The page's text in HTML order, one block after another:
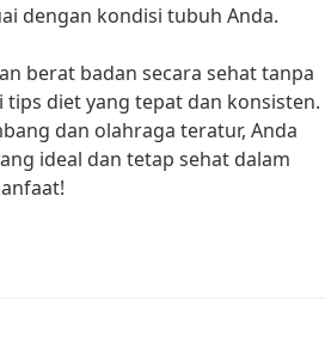
dengan kondisi tubuh Anda.
berat badan secara sehat tanpa
diet yang tepat dan konsisten.
dan olahraga teratur, Anda
ideal dan tetap sehat dalam